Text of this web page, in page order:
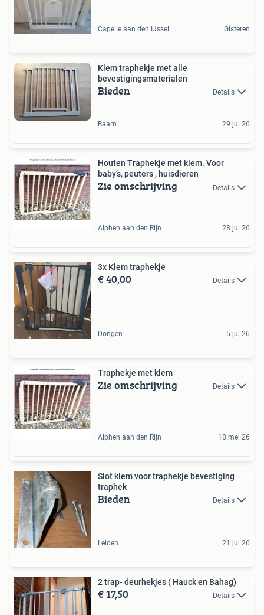
Capelle aan den IJssel Gisteren
Klem traphekje met alle
bevestigingsmaterialen
Bieden Details
Baarn 29 jul 26
Houten Traphekje met klem. Voor
baby’s, peuters , huisdieren
Zie omschrijving Details
Alphen aan den Rijn 28 jul 26
3x Klem traphekje
€ 40,00 Details
Dongen 5 jul 26
Traphekje met klem
Zie omschrijving Details
Alphen aan den Rijn 18 mei 26
Slot klem voor traphekje bevestiging
traphek
Bieden Details
Leiden 21 jul 26
2 trap- deurhekjes ( Hauck en Bahag)
€ 17,50 Details